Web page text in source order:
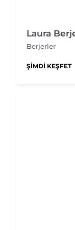
Laura
Berjerler
ŞIMDI KEŞFET